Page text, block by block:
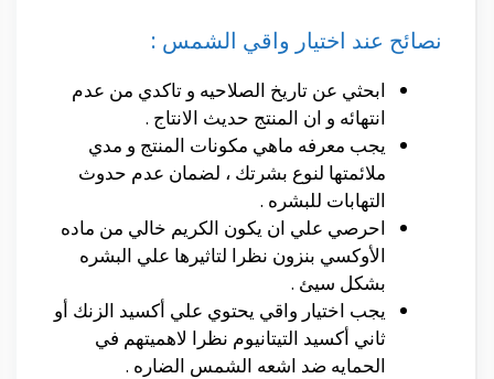
نصائح عند اختيار واقي الشمس :
ابحثي عن تاريخ الصلاحيه و تاكدي من عدم
انتهائه و ان المنتج حديث الانتاج .
يجب معرفه ماهي مكونات المنتج و مدي
ملائمتها لنوع بشرتك ، لضمان عدم حدوث
التهابات للبشره .
احرصي علي ان يكون الكريم خالي من ماده
الأوكسي بنزون نظرا لتاثيرها علي البشره
بشكل سيئ .
يجب اختيار واقي يحتوي علي أكسيد الزنك أو
ثاني أكسيد التيتانيوم نظرا لاهميتهم في
الحمايه ضد اشعه الشمس الضاره .